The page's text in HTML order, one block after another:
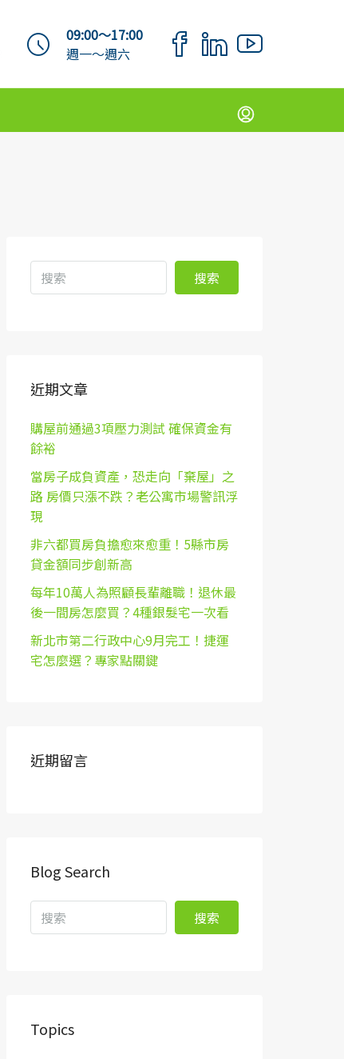
09:00～17:00
週一～週六
搜索
近期文章
購屋前通過3項壓力測試 確保資金有
餘裕
當房子成負資產，恐走向「棄屋」之
路 房價只漲不跌？老公寓市場警訊浮
現
非六都買房負擔愈來愈重！5縣市房
貸金額同步創新高
每年10萬人為照顧長輩離職！退休最
後一間房怎麼買？4種銀髮宅一次看
新北市第二行政中心9月完工！捷運
宅怎麼選？專家點關鍵
近期留言
Blog Search
搜索
Topics